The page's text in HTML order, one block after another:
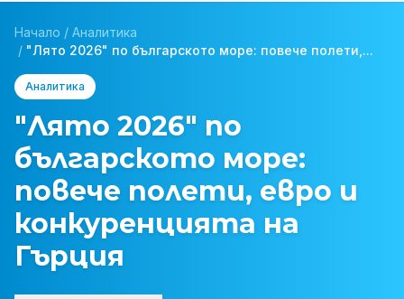
Начало / Аналитика
/ "Лято 2026" по българското море: повече полети,...
Аналитика
"Лято 2026" по
българското море:
повече полети, евро и
конкуренцията на
Гърция